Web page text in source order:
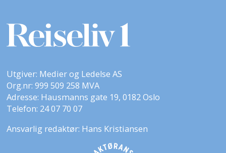
Utgiver: Medier og Ledelse AS
Org.nr: 999 509 258 MVA
Adresse: Hausmanns gate 19, 0182 Oslo
Telefon: 24 07 70 07
Ansvarlig redaktør: Hans Kristiansen